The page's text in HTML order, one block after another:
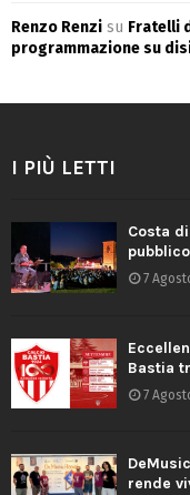
Renzo Renzi su Fratelli
programmazione su
I PIÙ LETTI
Costa
7
Bastia
7
rende